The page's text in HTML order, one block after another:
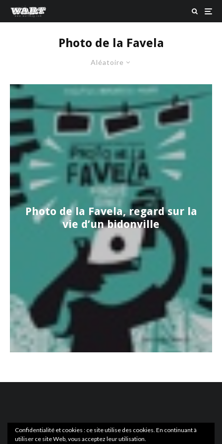
Photo de la Favela
Aléatoire
Photo de la Favela, regard sur la
vie d’un bidonville
Confidentialité et cookies : ce site utilise des cookies. En continuant à
utiliser ce site Web, vous acceptez leur utilisation.